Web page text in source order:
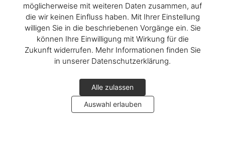
möglicherweise mit weiteren Daten zusammen, auf
die wir keinen Einfluss haben. Mit Ihrer Einstellung
willigen Sie in die beschriebenen Vorgänge ein. Sie
können Ihre Einwilligung mit Wirkung für die
Zukunft widerrufen. Mehr Informationen finden Sie
in unserer Datenschutzerklärung.
Alle zulassen
Auswahl erlauben